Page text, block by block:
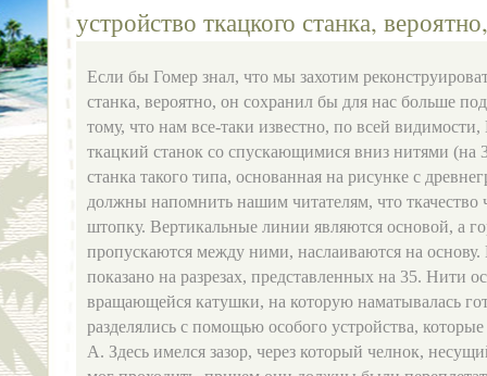
устройство ткацкого станка,
Если бы Гомер знал, что мы захотим
станка, вероятно, он сохранил бы для нас больше
тому, что нам все-таки известно, по всей
ткацкий станок со спускающимися вниз нитями (на
станка такого типа, основанная на рисунке с
должны напомнить нашим читателям, что ткачество
штопку. Вертикальные линии являются основой, а
пропускаются между ними, наслаиваются на основу.
показано на разрезах, представленных на 35. Нити
вращающейся катушки, на которую наматывалась
разделялись с помощью особого устройства,
А. Здесь имелся зазор, через который челнок,